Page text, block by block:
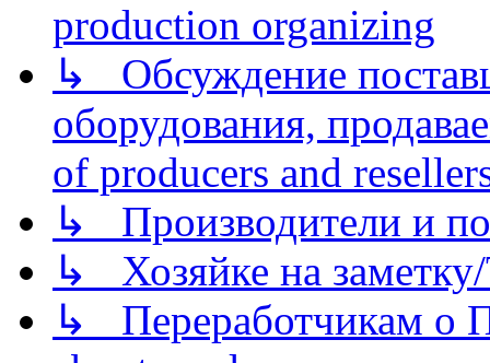
production organizing
↳ Обсуждение
оборудования,
of producers and
↳ Производители и
↳ Хозяйке на
↳ Переработчикам о